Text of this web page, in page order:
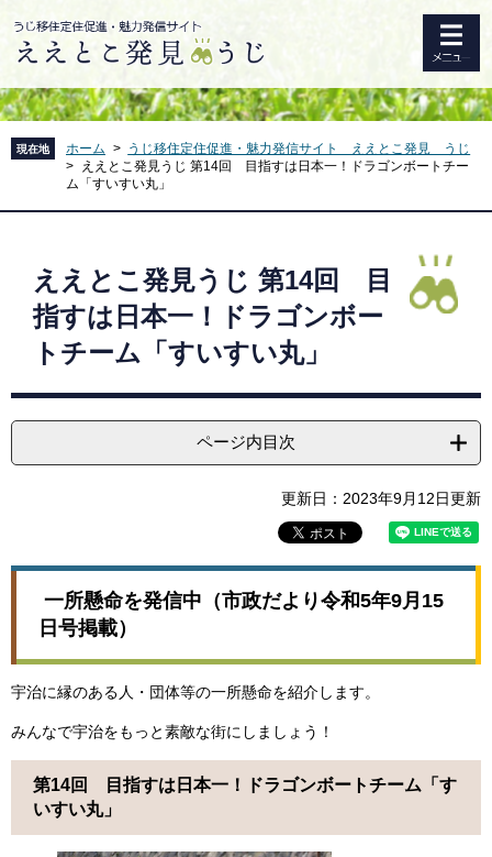
先
頭
を
飛
現在地 ホーム > うじ移住定住促進・魅力発信サイト ええとこ発見 うじ
>
ええとこ発見うじ 第14回 目指すは日本一！ドラゴンボートチー
ム「すいすい丸」
ええとこ発見うじ 第14回 目
指すは日本一！ドラゴンボー
トチーム「すいすい丸」
ページ内目次
更新日：2023年9月12日更新
一所懸命を発信中（市政だより令和5年9月15
日号掲載）
宇治に縁のある人・団体等の一所懸命を紹介します。
みんなで宇治をもっと素敵な街にしましょう！
第14回 目指すは日本一！ドラゴンボートチーム「す
いすい丸」